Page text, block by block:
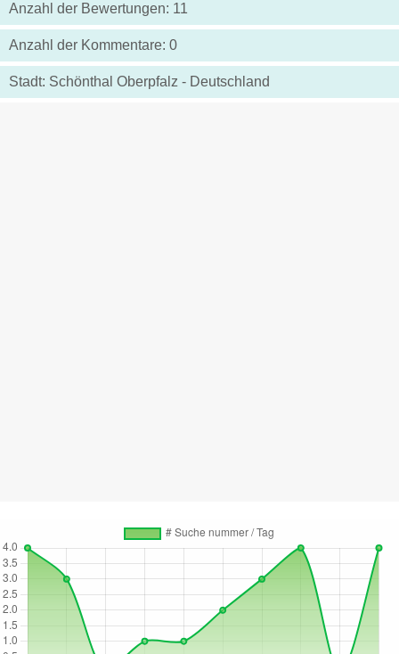
Anzahl der Bewertungen: 11
Anzahl der Kommentare: 0
Stadt: Schönthal Oberpfalz - Deutschland